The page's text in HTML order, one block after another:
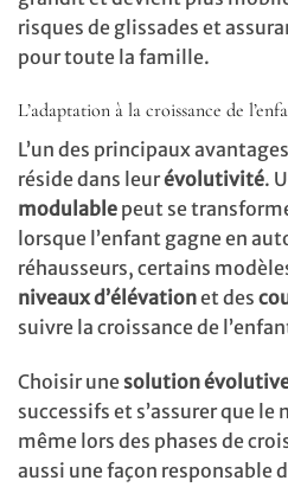
risques de glissades et
pour toute la famille.
L’adaptation à la croissance de
L’un des principaux
réside dans leurévolutivité.
modulable peut se
lorsque l’enfant gagne en
réhausseurs, certains
niveaux d’élévationet des
suivre la croissance de
Choisir une solution
successifs et s’assurer que
même lors des phases de
aussi une façon responsable